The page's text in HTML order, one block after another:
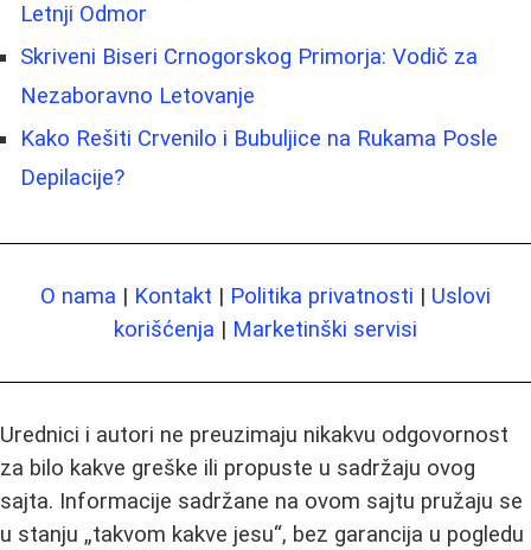
Letnji Odmor
Skriveni Biseri Crnogorskog Primorja: Vodič za
Nezaboravno Letovanje
Kako Rešiti Crvenilo i Bubuljice na Rukama Posle
Depilacije?
O nama | Kontakt | Politika privatnosti | Uslovi
korišćenja | Marketinški servisi
Urednici i autori ne preuzimaju nikakvu odgovornost
za bilo kakve greške ili propuste u sadržaju ovog
sajta. Informacije sadržane na ovom sajtu pružaju se
u stanju „takvom kakve jesu“, bez garancija u pogledu